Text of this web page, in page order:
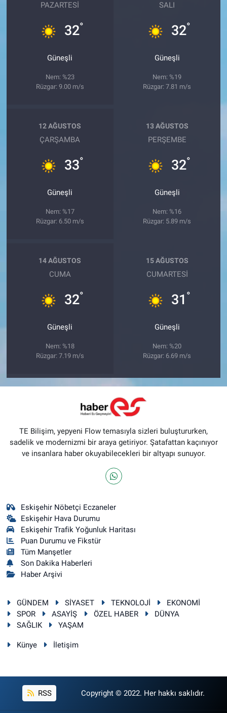
PAZARTESI
32°
Güneşli
Nem: %23
Rüzgar: 9.00 m/s
SALI
32°
Güneşli
Nem: %19
Rüzgar: 7.81 m/s
12 AĞUSTOS
ÇARŞAMBA
33°
Güneşli
Nem: %17
Rüzgar: 6.50 m/s
13 AĞUSTOS
PERŞEMBE
32°
Güneşli
Nem: %16
Rüzgar: 5.89 m/s
14 AĞUSTOS
CUMA
32°
Güneşli
Nem: %18
Rüzgar: 7.19 m/s
15 AĞUSTOS
CUMARTESI
31 °
Güneşli
Nem: %20
Rüzgar: 6.69 m/s
TE Bilişim, yepyeni Flow temasıyla sizleri buluştururken,
sadelik ve modernizmi bir araya getiriyor. Şatafattan kaçınıyor
ve insanlara haber okuyabilecekleri bir altyapı sunuyor.
Eskişehir Nöbetçi Eczaneler
Eskişehir Hava Durumu
Eskişehir Trafik Yoğunluk Haritası
Puan Durumu ve Fikstür
Tüm Manşetler
Son Dakika Haberleri
Haber Arşivi
GÜNDEM SİYASET TEKNOLOJİ
EKONOMİ
SPOR
ASAYİŞ ÖZEL HABER
DÜNYA
SAĞLIK
YAŞAM
Künye İletişim
RSS Copyright © 2022. Her hakkı saklıdır.